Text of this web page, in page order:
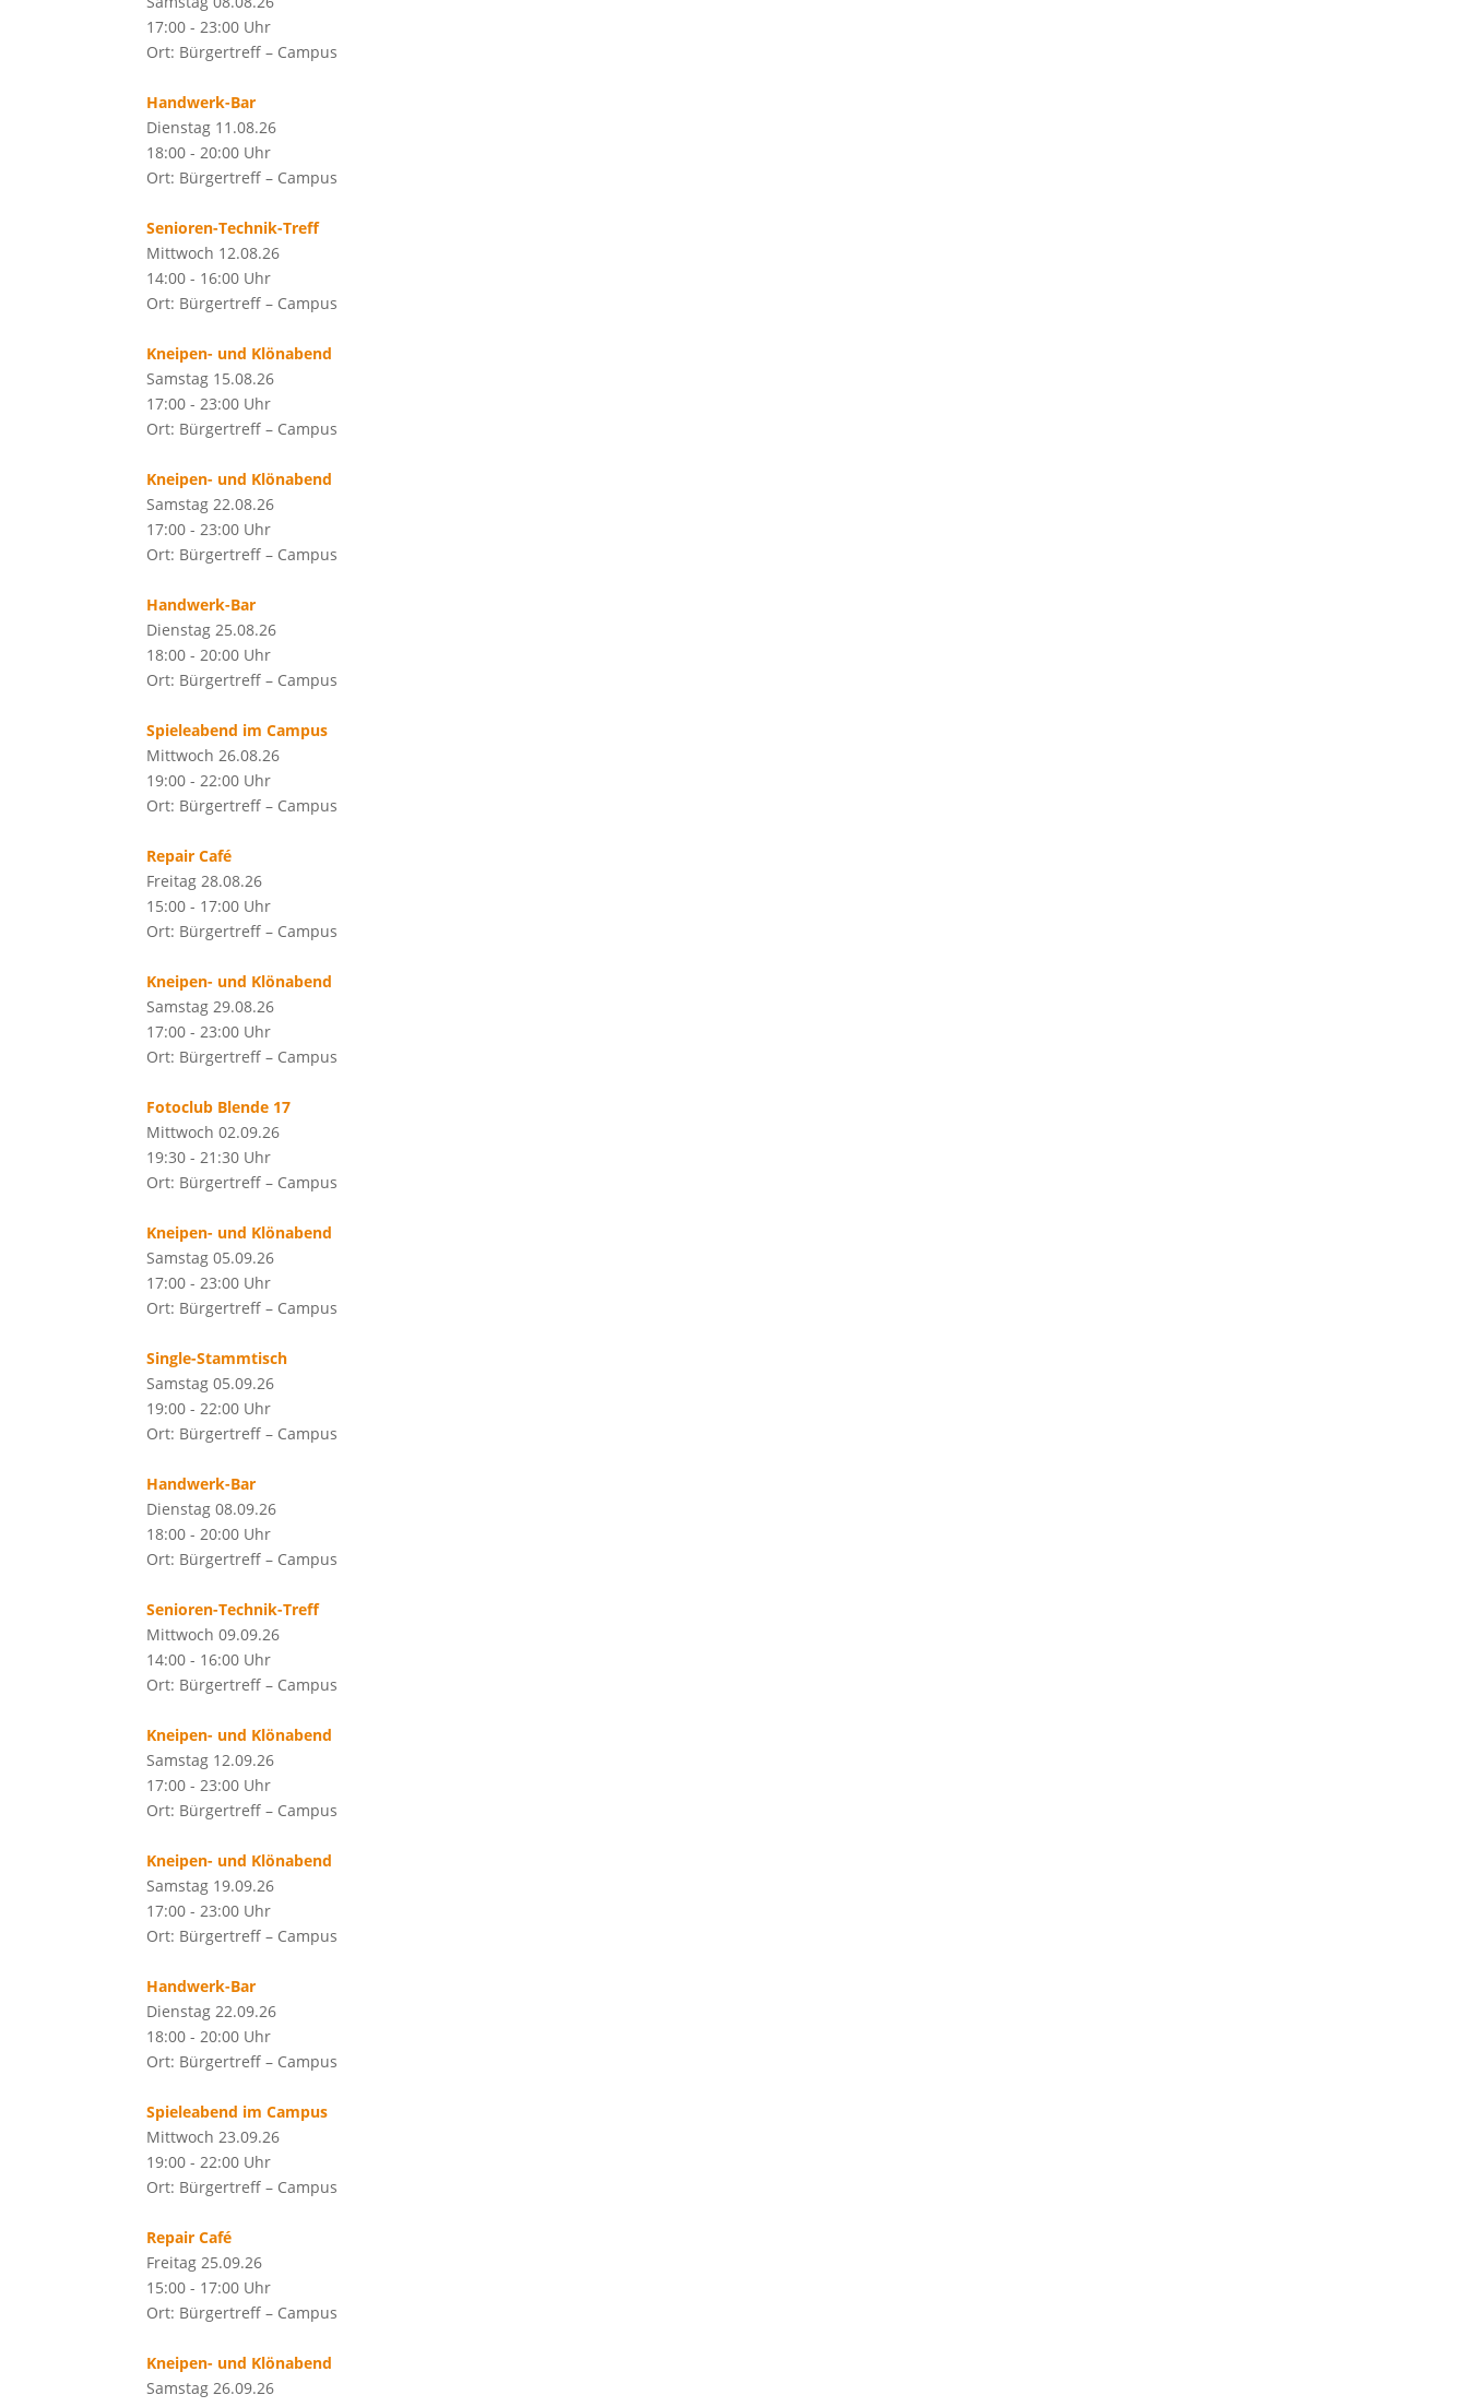
17:00 - 23:00 Uhr
Ort: Bürgertreff – Campus
Handwerk-Bar
Dienstag 11.08.26
18:00 - 20:00 Uhr
Ort: Bürgertreff – Campus
Senioren-Technik-Treff
Mittwoch 12.08.26
14:00 - 16:00 Uhr
Ort: Bürgertreff – Campus
Kneipen- und Klönabend
Samstag 15.08.26
17:00 - 23:00 Uhr
Ort: Bürgertreff – Campus
Kneipen- und Klönabend
Samstag 22.08.26
17:00 - 23:00 Uhr
Ort: Bürgertreff – Campus
Handwerk-Bar
Dienstag 25.08.26
18:00 - 20:00 Uhr
Ort: Bürgertreff – Campus
Spieleabend im Campus
Mittwoch 26.08.26
19:00 - 22:00 Uhr
Ort: Bürgertreff – Campus
Repair Café
Freitag 28.08.26
15:00 - 17:00 Uhr
Ort: Bürgertreff – Campus
Kneipen- und Klönabend
Samstag 29.08.26
17:00 - 23:00 Uhr
Ort: Bürgertreff – Campus
Fotoclub Blende 17
Mittwoch 02.09.26
19:30 - 21:30 Uhr
Ort: Bürgertreff – Campus
Kneipen- und Klönabend
Samstag 05.09.26
17:00 - 23:00 Uhr
Ort: Bürgertreff – Campus
Single-Stammtisch
Samstag 05.09.26
19:00 - 22:00 Uhr
Ort: Bürgertreff – Campus
Handwerk-Bar
Dienstag 08.09.26
18:00 - 20:00 Uhr
Ort: Bürgertreff – Campus
Senioren-Technik-Treff
Mittwoch 09.09.26
14:00 - 16:00 Uhr
Ort: Bürgertreff – Campus
Kneipen- und Klönabend
Samstag 12.09.26
17:00 - 23:00 Uhr
Ort: Bürgertreff – Campus
Kneipen- und Klönabend
Samstag 19.09.26
17:00 - 23:00 Uhr
Ort: Bürgertreff – Campus
Handwerk-Bar
Dienstag 22.09.26
18:00 - 20:00 Uhr
Ort: Bürgertreff – Campus
Spieleabend im Campus
Mittwoch 23.09.26
19:00 - 22:00 Uhr
Ort: Bürgertreff – Campus
Repair Café
Freitag 25.09.26
15:00 - 17:00 Uhr
Ort: Bürgertreff – Campus
Kneipen- und Klönabend
Samstag 26.09.26